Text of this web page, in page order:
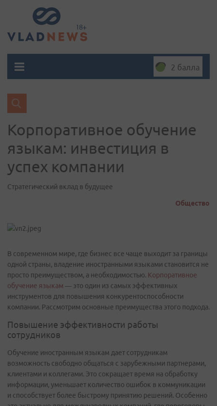
2 балла
Корпоративное обучение
языкам: инвестиция в
успех компании
Стратегический вклад в будущее
Общество
В современном мире, где бизнес все чаще выходит за границы
одной страны, владение иностранными языками становится не
просто преимуществом, а необходимостью. Корпоративное
обучение языкам — это один из самых эффективных
инструментов для повышения конкурентоспособности
компании. Рассмотрим основные преимущества этого подхода.
Повышение эффективности работы
сотрудников
Обучение иностранным языкам дает сотрудникам
возможность свободно общаться с зарубежными партнерами,
клиентами и коллегами. Это сокращает время на обработку
информации, уменьшает количество ошибок в коммуникации
и способствует более быстрому принятию решений. Особенно